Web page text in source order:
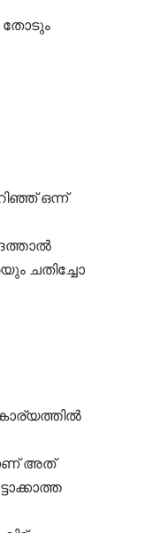
തോടും
ഒന്ന്
ചതിച്ചോ
കാര്യത്തിൽ
അത്